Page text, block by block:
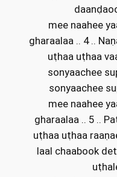
mee naahee
gharaalaa .. 4 ..
uṭhaa uṭhaa
sonyaachee
sonyaachee
mee naahee
gharaalaa .. 5 ..
uṭhaa uṭhaa
laal chaabook